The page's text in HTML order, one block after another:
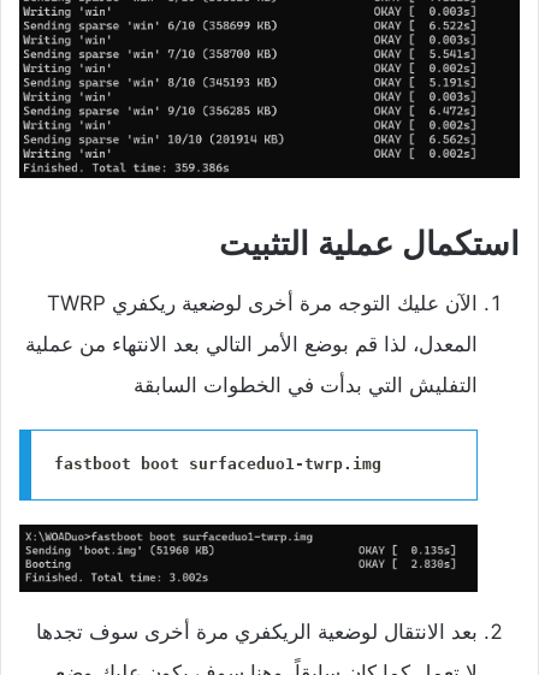
استكمال عملية التثبيت
‌الآن عليك التوجه مرة أخرى لوضعية ريكفري TWRP
المعدل، لذا قم بوضع الأمر التالي بعد الانتهاء من عملية
التفليش التي بدأت في الخطوات السابقة
fastboot boot surfaceduo1-twrp.img
‌بعد الانتقال لوضعية الريكفري مرة أخرى سوف تجدها